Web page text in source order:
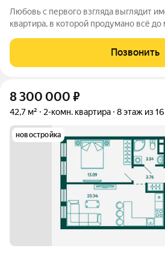
Любовь с первого взгляда выглядит
квартира, в которой продумано всё
Две просторные спальни, мягкая ТВ
которой
Позвонить
8 300 000 ₽
42,7 м² 2-комн. квартира 8 этаж из 16
новостройка